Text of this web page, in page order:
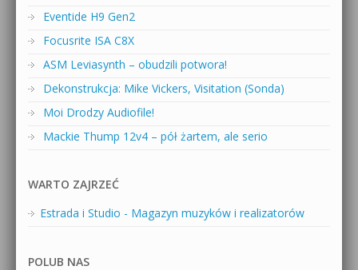
Eventide H9 Gen2
Focusrite ISA C8X
ASM Leviasynth – obudzili potwora!
Dekonstrukcja: Mike Vickers, Visitation (Sonda)
Moi Drodzy Audiofile!
Mackie Thump 12v4 – pół żartem, ale serio
WARTO ZAJRZEĆ
Estrada i Studio - Magazyn muzyków i realizatorów
POLUB NAS